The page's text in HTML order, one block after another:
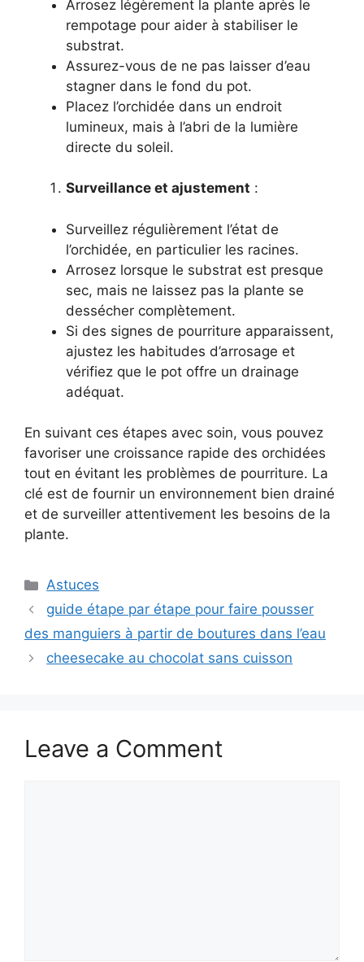
Arrosez légèrement la plante après le
rempotage pour aider à stabiliser le
substrat.
Assurez-vous de ne pas laisser d’eau
stagner dans le fond du pot.
Placez l’orchidée dans un endroit
lumineux, mais à l’abri de la lumière
directe du soleil.
Surveillance et ajustement :
Surveillez régulièrement l’état de
l’orchidée, en particulier les racines.
Arrosez lorsque le substrat est presque
sec, mais ne laissez pas la plante se
dessécher complètement.
Si des signes de pourriture apparaissent,
ajustez les habitudes d’arrosage et
vérifiez que le pot offre un drainage
adéquat.
En suivant ces étapes avec soin, vous pouvez
favoriser une croissance rapide des orchidées
tout en évitant les problèmes de pourriture. La
clé est de fournir un environnement bien drainé
et de surveiller attentivement les besoins de la
plante.
Categories
Astuces
guide étape par étape pour faire pousser
des manguiers à partir de boutures dans l’eau
cheesecake au chocolat sans cuisson
Leave a Comment